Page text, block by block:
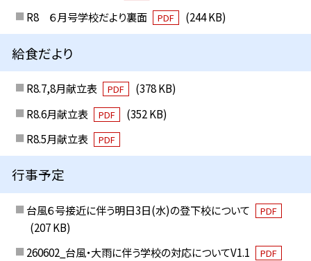
R8 ６月号学校だより裏面
PDF (244 KB)
給食だより
R8.7,8月献立表 PDF
(378 KB)
R8.6月献立表
PDF
(352 KB)
R8.5月献立表
PDF
行事予定
台風６号接近に伴う明日3日(水)の登下校について PDF
(207 KB)
260602_台風・大雨に伴う学校の対応についてV1.1
PDF